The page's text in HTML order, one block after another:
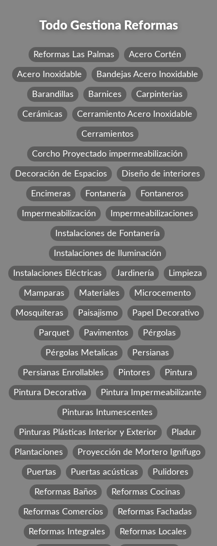
Todo Gestiona Reformas
Reformas Las Palmas Acero Cortén
Acero Inoxidable Bandejas Acero Inoxidable
Barandillas Barnices Carpinterias
Cerámicas Cerramiento Acero Inoxidable
Cerramientos
Corcho Proyectado impermeabilización
Decoración de Espacios Diseño de interiores
Encimeras Fontanería Fontaneros
Impermeabilización Impermeabilizaciones
Instalaciones de Fontanería
Instalaciones de Iluminación
Instalaciones Eléctricas Jardinería Limpieza
Mamparas Materiales Microcemento
Mosquiteras Paisajismo Papel Decorativo
Parquet Pavimentos Pérgolas
Pérgolas Metalicas Persianas
Persianas Enrollables Pintores Pintura
Pintura Decorativa Pintura Impermeabilizante
Pinturas Intumescentes
Pinturas Plásticas Interior y Exterior Pladur
Plantaciones Proyección de Mortero Ignífugo
Puertas Puertas acústicas Pulidores
Reformas Baños Reformas Cocinas
Reformas Comercios Reformas Fachadas
Reformas Integrales Reformas Locales